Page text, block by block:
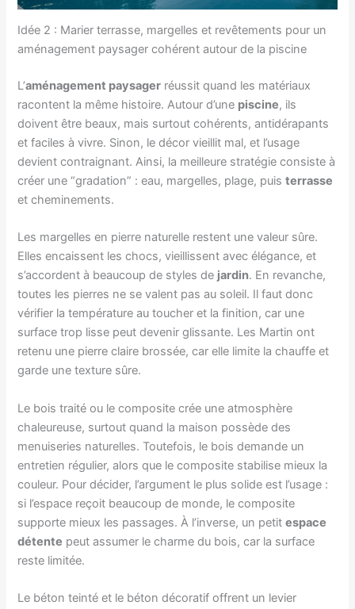
Idée 2 : Marier terrasse, margelles et revêtements pour un
aménagement paysager cohérent autour de la piscine
L’aménagement paysager réussit quand les matériaux
racontent la même histoire. Autour d’une piscine, ils
doivent être beaux, mais surtout cohérents, antidérapants
et faciles à vivre. Sinon, le décor vieillit mal, et l’usage
devient contraignant. Ainsi, la meilleure stratégie consiste à
créer une “gradation” : eau, margelles, plage, puisterrasse
et cheminements.
Les margelles en pierre naturelle restent une valeur sûre.
Elles encaissent les chocs, vieillissent avec élégance, et
s’accordent à beaucoup de styles de jardin. En revanche,
toutes les pierres ne se valent pas au soleil. Il faut donc
vérifier la température au toucher et la finition, car une
surface trop lisse peut devenir glissante. Les Martin ont
retenu une pierre claire brossée, car elle limite la chauffe et
garde une texture sûre.
Le bois traité ou le composite crée une atmosphère
chaleureuse, surtout quand la maison possède des
menuiseries naturelles. Toutefois, le bois demande un
entretien régulier, alors que le composite stabilise mieux la
couleur. Pour décider, l’argument le plus solide est l’usage :
si l’espace reçoit beaucoup de monde, le composite
supporte mieux les passages. À l’inverse, un petitespace
détente peut assumer le charme du bois, car la surface
reste limitée.
Le béton teinté et le béton décoratif offrent un levier